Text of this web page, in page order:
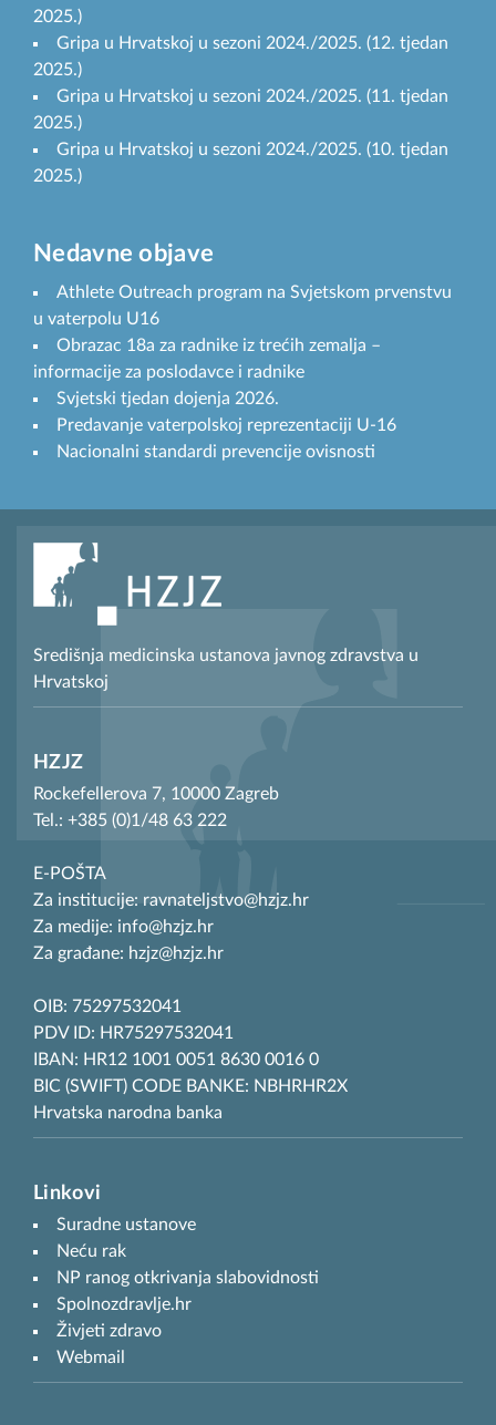
2025.)
Gripa u Hrvatskoj u sezoni 2024./2025. (12. tjedan
2025.)
Gripa u Hrvatskoj u sezoni 2024./2025. (11. tjedan
2025.)
Gripa u Hrvatskoj u sezoni 2024./2025. (10. tjedan
2025.)
Nedavne objave
Athlete Outreach program na Svjetskom prvenstvu
u vaterpolu U16
Obrazac 18a za radnike iz trećih zemalja –
informacije za poslodavce i radnike
Svjetski tjedan dojenja 2026.
Predavanje vaterpolskoj reprezentaciji U-16
Nacionalni standardi prevencije ovisnosti
Središnja medicinska ustanova javnog zdravstva u
Hrvatskoj
HZJZ
Rockefellerova 7, 10000 Zagreb
Tel.: +385 (0)1/48 63 222
E-POŠTA
Za institucije: ravnateljstvo@hzjz.hr
Za medije: info@hzjz.hr
Za građane: hzjz@hzjz.hr
OIB: 75297532041
PDV ID: HR75297532041
IBAN: HR12 1001 0051 8630 0016 0
BIC (SWIFT) CODE BANKE: NBHRHR2X
Hrvatska narodna banka
Linkovi
Suradne ustanove
Neću rak
NP ranog otkrivanja slabovidnosti
Spolnozdravlje.hr
Živjeti zdravo
Webmail